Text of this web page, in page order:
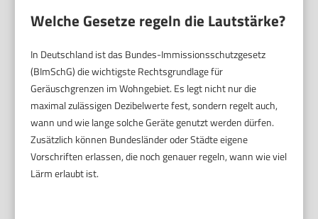
Welche Gesetze regeln die Lautstärke?
In Deutschland ist das Bundes-Immissionsschutzgesetz
(BImSchG) die wichtigste Rechtsgrundlage für
Geräuschgrenzen im Wohngebiet. Es legt nicht nur die
maximal zulässigen Dezibelwerte fest, sondern regelt auch,
wann und wie lange solche Geräte genutzt werden dürfen.
Zusätzlich können Bundesländer oder Städte eigene
Vorschriften erlassen, die noch genauer regeln, wann wie viel
Lärm erlaubt ist.